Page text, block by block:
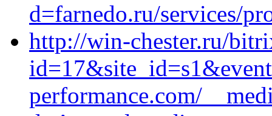
d=farnedo.ru/services/
http://win-chester.ru/
performance.com/